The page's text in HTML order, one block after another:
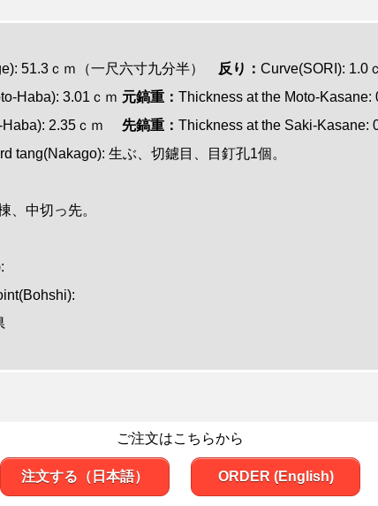
51.3ｃｍ（一尺六寸九分半） 反り： Curve(SORI): 1.0
Haba): 3.01ｃｍ 元鎬重： Thickness at the Moto-Kasane:
Haba): 2.35ｃｍ 先鎬重： Thickness at the Saki-Kasane:
tang(Nakago): 生ぶ、切鑢目 目釘孔1個。
、中切っ先。
ご注文はこちらから
注文する（日本語） ORDER (English)